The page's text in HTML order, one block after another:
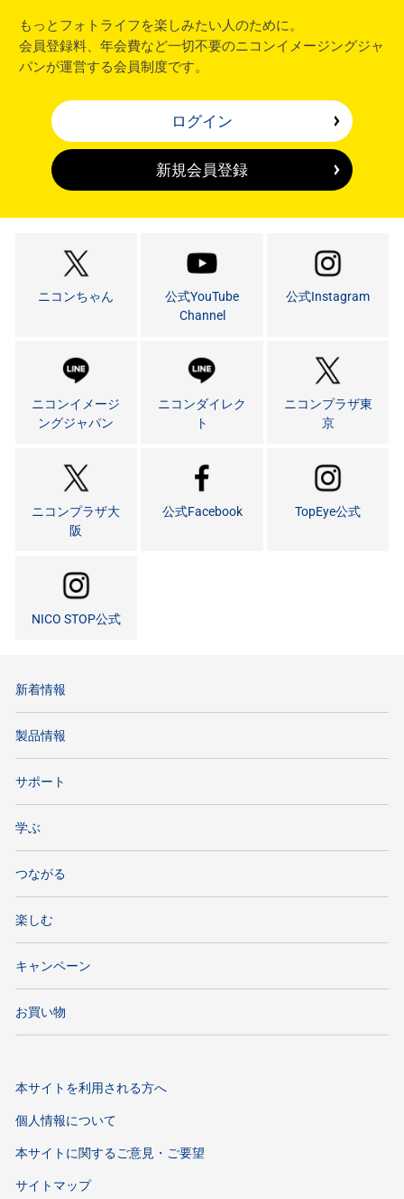
もっとフォトライフを楽しみたい人のために。
会員登録料、年会費など一切不要のニコンイメージングジャ
パンが運営する会員制度です。
ログイン
新規会員登録
ニコンちゃん
公式YouTube
Channel
公式Instagram
ニコンイメージ
ングジャパン
ニコンダイレク
ト
ニコンプラザ東
京
ニコンプラザ大
阪
公式Facebook TopEye公式
NICO STOP公式
新着情報
製品情報
サポート
学ぶ
つながる
楽しむ
キャンペーン
お買い物
本サイトを利用される方へ
個人情報について
本サイトに関するご意見・ご要望
サイトマップ